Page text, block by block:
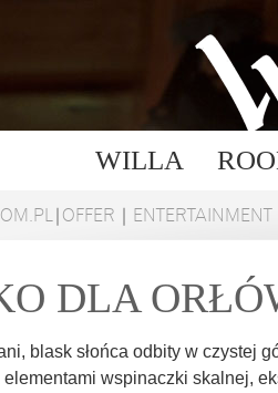
WILLA
DLA
OFFER ENTERTAINMENT
blask słońca odbity w czystej
wspinaczki skalnej,